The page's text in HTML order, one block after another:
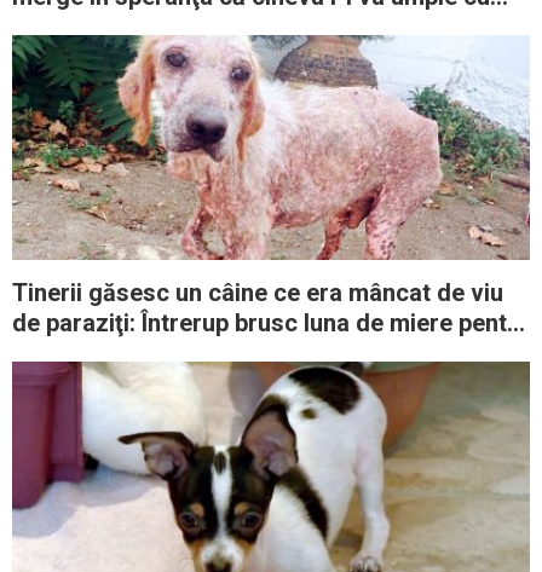
Tinerii găsesc un câine ce era mâncat de viu
de paraziţi: Întrerup brusc luna de miere pentru